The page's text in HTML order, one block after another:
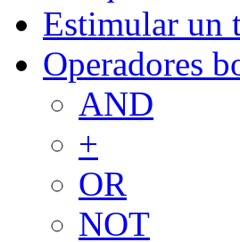
Estimular un
Operadores
AND
+
OR
NOT